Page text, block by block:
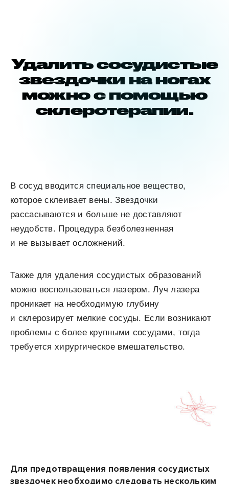
Удалить сосудистые
звездочки на ногах
можно с помощью
склеротерапии.
В сосуд вводится специальное вещество,
которое склеивает вены. Звездочки
рассасываются и больше не доставляют
неудобств. Процедура безболезненная
и не вызывает осложнений.
Также для удаления сосудистых образований
можно воспользоваться лазером. Луч лазера
проникает на необходимую глубину
и склерозирует мелкие сосуды. Если возникают
проблемы с более крупными сосудами, тогда
требуется хирургическое вмешательство.
Для предотвращения появления сосудистых
звездочек необходимо следовать нескольким